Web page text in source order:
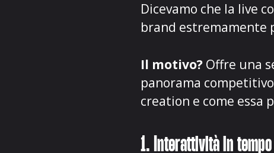
Dicevamo che la live
brand estremamente
Il motivo? Offre una
panorama
creation e come
1. Interattività in